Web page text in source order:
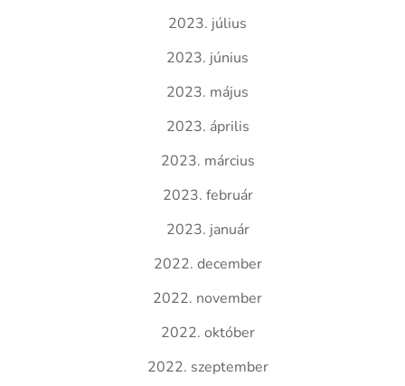
2023. július
2023. június
2023. május
2023. április
2023. március
2023. február
2023. január
2022. december
2022. november
2022. október
2022. szeptember